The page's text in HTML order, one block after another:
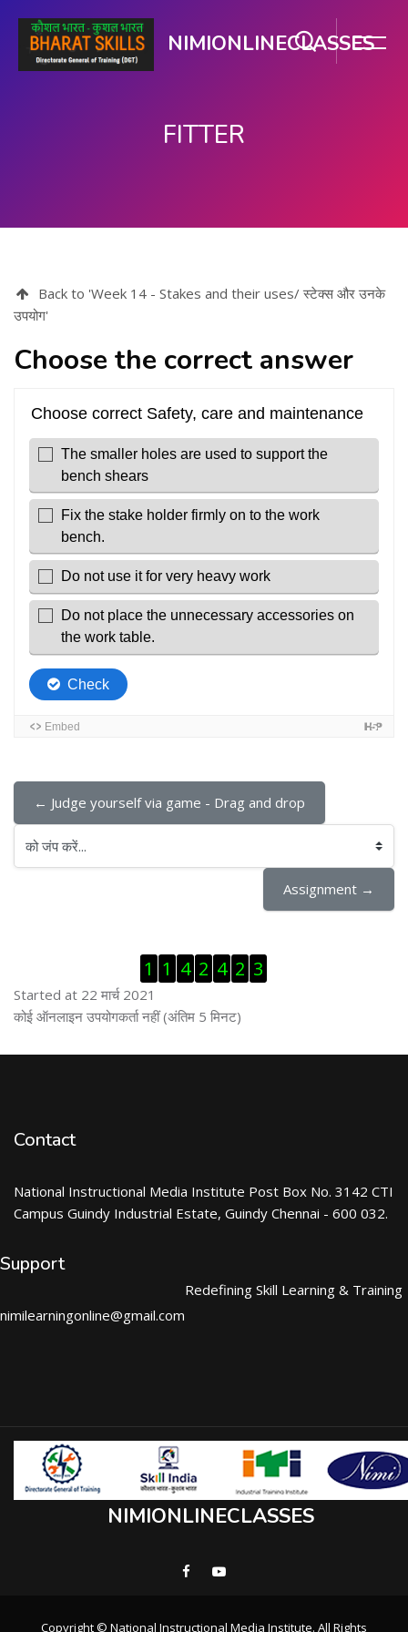
NIMIONLINECLASSES
FITTER
Back to 'Week 14 - Stakes and their uses/ स्टेक्स और उनके
उपयोग'
Choose the correct answer
← Judge yourself via game - Drag and drop
को जंप करें...
Assignment →
1 1 4 2 4 2 3
Started at 22 मार्च 2021
ब्लॉक से हट जायें
कोई ऑनलाइन उपयोगकर्ता नहीं (अंतिम 5 मिनट)
Contact
National Instructional Media Institute Post Box No. 3142 CTI
Campus Guindy Industrial Estate, Guindy Chennai - 600 032.
Support
nimilearningonline@gmail.com
Redefining Skill Learning & Training
NIMIONLINECLASSES
Copyright © National Instructional Media Institute. All Rights